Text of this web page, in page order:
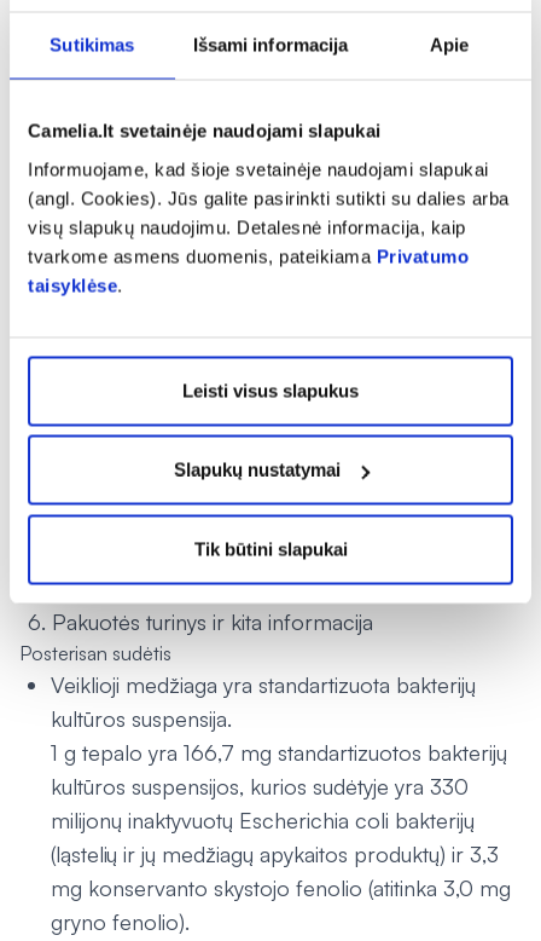
Sutikimas Išsami informacija Apie
Camelia.lt svetainėje naudojami slapukai
Informuojame, kad šioje svetainėje naudojami slapukai
(angl. Cookies). Jūs galite pasirinkti sutikti su dalies arba
visų slapukų naudojimu. Detalesnė informacija, kaip
tvarkome asmens duomenis, pateikiama Privatumo
taisyklėse.
Leisti visus slapukus
Slapukų nustatymai
Tik būtini slapukai
iš šių būdų: raštu (adresu Žirmūnų g. 139A, LT-09120
Vilnius), nemokamu fakso numeriu 8 800 20131, el. paštu
kontrolės tarnybos prie Lietuvos Respublikos sveikatos
http://www.vvkt.lt ). Pranešdami apie šalutinį poveikį galite
mums padėti gauti daugiau informacijos apie šio vaisto
saugumą.
Kaip laikyti Posterisan
Šį vaistą laikykite vaikams nepastebimoje ir nepasiekiamoje
Laikyti ne aukštesnėje kaip 25 ºC temperatūroje.
Ant tūbelės ir dėžutės po „Tinka iki“ nurodytam tinkamumo
laikui pasibaigus, šio vaisto vartoti negalima. Vaistas tinkamas
vartoti iki paskutinės nurodyto mėnesio dienos.
Pirmą kartą tūbelę atidarius, tepalo tinkamumo laikas yra 6
mėnesiai.
atliekomis. Kaip išmesti nereikalingus vaistus, klauskite
vaistininko. Šios priemonės padės apsaugoti aplinką.
Pakuotės turinys ir kita informacija
Posterisan sudėtis
Veiklioji medžiaga yra standartizuota bakterijų
kultūros suspensija.
1 g tepalo yra 166,7 mg standartizuotos bakterijų
kultūros suspensijos, kurios sudėtyje yra 330
milijonų inaktyvuotų Escherichia coli bakterijų
(ląstelių ir jų medžiagų apykaitos produktų) ir 3,3
mg konservanto skystojo fenolio (atitinka 3,0 mg
gryno fenolio).